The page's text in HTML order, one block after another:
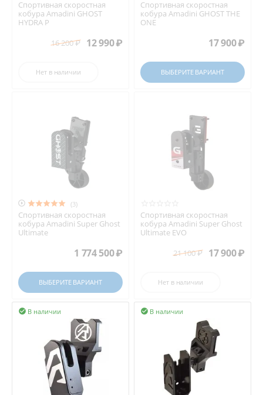
Спортивная скоростная
кобура Amadini GHOST
HYDRA P
16 200₽ 12 990₽
Нет в наличии
Спортивная скоростная
кобура Amadini GHOST THE
ONE
17 900₽
ВЫБЕРИТЕ ВАРИАНТ
 (3)
Спортивная скоростная
кобура Amadini Super Ghost
Ultimate
1 774 500₽
ВЫБЕРИТЕ ВАРИАНТ
Спортивная скоростная
кобура Amadini Super Ghost
Ultimate EVO
21 100₽ 17 900₽
Нет в наличии
В наличии
 В наличии
